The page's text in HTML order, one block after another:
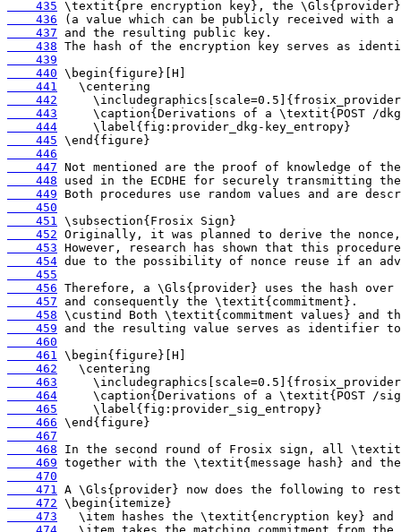
    435
    436
    437
    438
    439
    440
    441
    442
    443
    444
    445
    446
    447
    448
    449
    450
    451
    452
    453
    454
    455
    456
    457
    458
    459
    460
    461
    462
    463
    464
    465
    466
    467
    468
    469
    470
    471
    472
    473